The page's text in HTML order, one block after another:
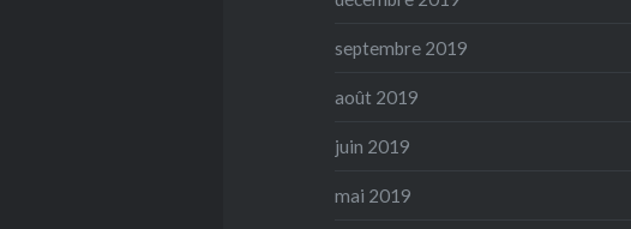
septembre 2019
août 2019
juin 2019
mai 2019